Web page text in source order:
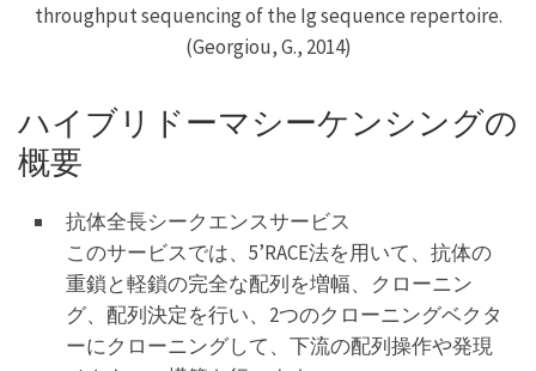
throughput sequencing of the Ig sequence repertoire.
(Georgiou, G., 2014)
ハイブリドーマシーケンシングの
概要
抗体全長シークエンスサービス
このサービスでは、5’RACE法を用いて、抗体の
重鎖と軽鎖の完全な配列を増幅、クローニン
グ、配列決定を行い、2つのクローニングベクタ
ーにクローニングして、下流の配列操作や発現